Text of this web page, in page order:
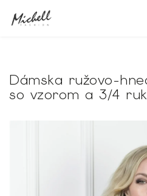
Dámska ružovo-
so vzorom a 3/4